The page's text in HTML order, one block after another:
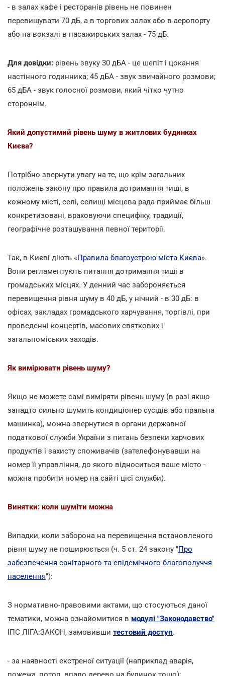
- в залах кафе і ресторанів рівень не повинен
перевищувати 70 дБ, а в торгових залах або в аеропорту
або на вокзалі в пасажирських залах - 75 дБ.
Для довідки: рівень звуку 30 дБА - це шепіт і цокання
настінного годинника; 45 дБА - звук звичайного розмови;
65 дБА - звук голосної розмови, який чітко чутно
стороннім.
Який допустимий рівень шуму в житлових будинках
Києва?
Потрібно звернути увагу на те, що крім загальних
положень закону про правила дотримання тиші, в
кожному місті, селі, селищі місцева рада приймає більш
конкретизовані, враховуючи специфіку, традиції,
географічне розташування певної території.
Так, в Києві діють «Правила благоустрою міста Києва».
Вони регламентують питання дотримання тиші в
громадських місцях. У денний час забороняється
перевищення рівня шуму в 40 дБ, у нічний - в 30 дБ: в
офісах, закладах громадського харчування, торгівлі, при
проведенні концертів, масових святкових і
загальноміських заходів.
Як вимірювати рівень шуму?
Якщо не можете самі виміряти рівень шуму (в разі якщо
занадто сильно шумить кондиціонер сусідів або пральна
машинка), можна звернутися в органи державної
податкової служби України з питань безпеки харчових
продуктів і захисту споживачів (зателефонувавши на
номер її управління, до якого відноситься ваше місто -
можна пробити номер на сайті цієї служби).
Винятки: коли шуміти можна
Випадки, коли заборона на перевищення встановленого
рівня шуму не поширюється (ч. 5 ст. 24 закону "Про
забезпечення санітарного та епідемічного благополуччя
населення"):
З нормативно-правовими актами, що стосуються даної
тематики, можна ознайомитися в модулі "Законодавство"
ІПС ЛІГА:ЗАКОН, замовивши тестовий доступ.
- за наявності екстреної ситуації (наприклад аварія,